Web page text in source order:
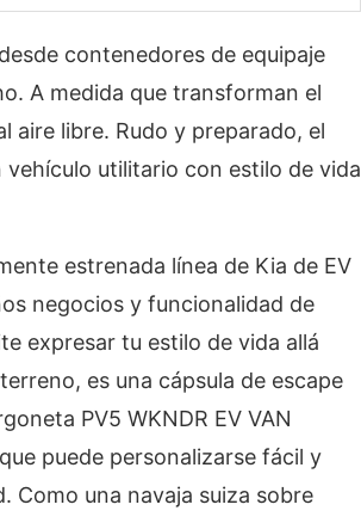
contenedores de equipaje
A medida que transforman el
aire libre. Rudo y preparado, el
vehículo utilitario con estilo de vida
estrenada línea de Kia de EV
negocios y funcionalidad de
expresar tu estilo de vida allá
es una cápsula de escape
PV5 WKNDR EV VAN
puede personalizarse fácil y
Como una navaja suiza sobre